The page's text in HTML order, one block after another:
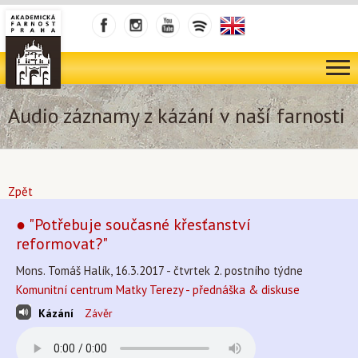
Audio záznamy z kázání v naší farnosti
Zpět
● "Potřebuje současné křesťanství
reformovat?"
Mons. Tomáš Halík, 16.3.2017 - čtvrtek 2. postního týdne
Komunitní centrum Matky Terezy - přednáška & diskuse
Kázání Závěr